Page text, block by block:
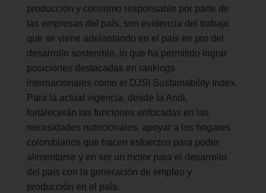
producción y consumo responsable por parte de
las empresas del país, son evidencia del trabajo
que se viene adelantando en el país en pro del
desarrollo sostenible, lo que ha permitido lograr
posiciones destacadas en rankings
internacionales como el DJSI Sustainability Index.
Para la actual vigencia, desde la Andi,
fortalecerán las funciones enfocadas en las
necesidades nutricionales, apoyar a los hogares
colombianos que hacen esfuerzos para poder
alimentarse y en ser un motor para el desarrollo
del país con la generación de empleo y
producción en el país.